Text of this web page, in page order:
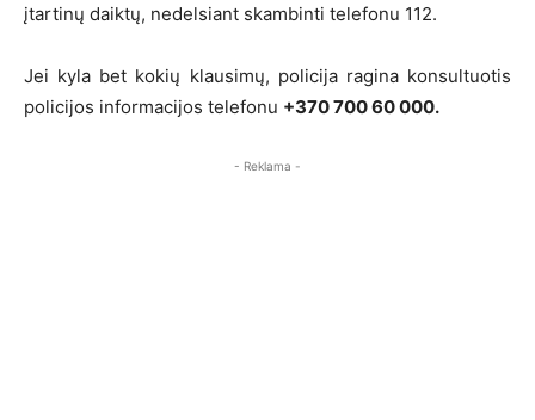
įtartinų daiktų, nedelsiant skambinti telefonu 112.
Jei kyla bet kokių klausimų, policija ragina konsultuotis
policijos informacijos telefonu +370 700 60 000.
- Reklama -